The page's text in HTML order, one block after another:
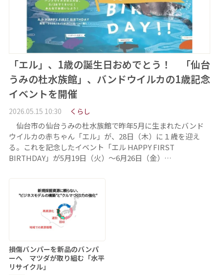
「エル」、1歳の誕生日おめでとう！ 「仙台
うみの杜水族館」、バンドウイルカの1歳記念
イベントを開催
2026.05.15 10:30 くらし
仙台市の仙台うみの杜水族館で昨年5月に生まれたバンド
ウイルカの赤ちゃん「エル」が、28日（木）に１歳を迎え
る。これを記念したイベント「エル HAPPY FIRST
BIRTHDAY」が5月19日（火）～6月26日（金）…
損傷バンパーを新品のバンパ
ーへ マツダが取り組む「水平
リサイクル」